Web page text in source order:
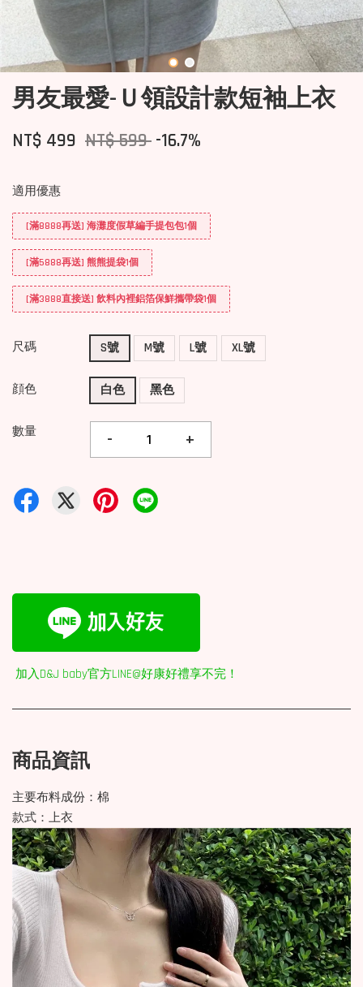
男友最愛-Ｕ領設計款短袖上衣
NT$ 499 NT$ 599 -16.7%
適用優惠
[滿8888再送] 海灘度假草編手提包包1個
[滿5888再送] 熊熊提袋1個
[滿3888直接送] 飲料內裡鋁箔保鮮攜帶袋1個
尺碼 S號 M號 L號 XL號
顔色 白色 黑色
數量 - +
加入D&J baby官方LINE@好康好禮享不完！
商品資訊
主要布料成份：棉
款式：上衣